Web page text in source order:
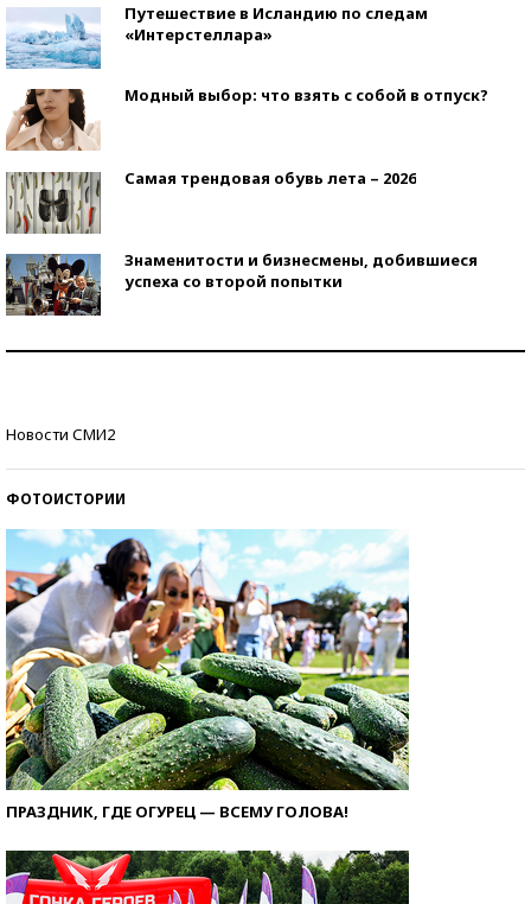
Путешествие в Исландию по следам
«Интерстеллара»
Модный выбор: что взять с собой в отпуск?
Самая трендовая обувь лета – 2026
Знаменитости и бизнесмены, добившиеся
успеха со второй попытки
Новости СМИ2
ФОТОИСТОРИИ
ПРАЗДНИК, ГДЕ ОГУРЕЦ — ВСЕМУ ГОЛОВА!